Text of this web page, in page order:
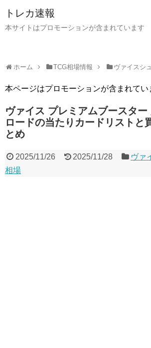
トレカ速報
本サイトはプロモーションが含まれています
ホーム TCG相場情報 ヴァイスシ
本ページはプロモーションが含まれてい
ヴァイス プレミアムブースター
ロードの当たりカードリストと
とめ
2025/11/26 2025/11/28
ヴァ
相場